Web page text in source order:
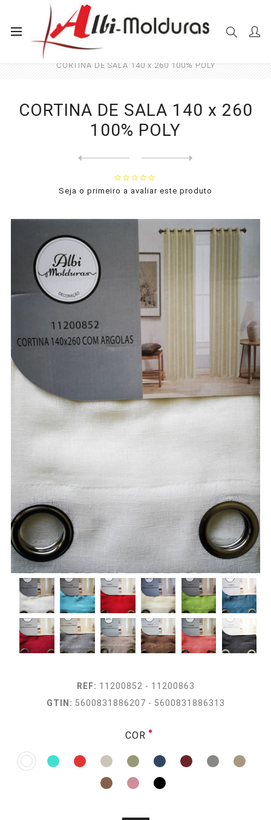
Início Cortinas
CORTINA DE SALA 140 x 260 100% POLY
CORTINA DE SALA 140 x 260
100% POLY
Seja o primeiro a avaliar este produto
REF: 11200852 - 11200863
GTIN: 5600831886207 - 5600831886313
COR